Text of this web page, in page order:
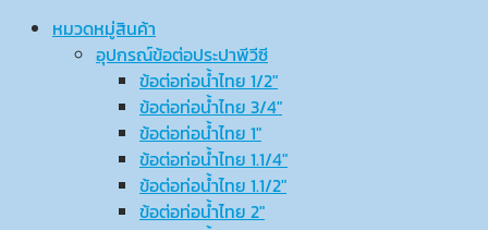
หมวดหมู่สินค้า
อุปกรณ์ข้อต่อประปาพีวีซี
ข้อต่อท่อน้ำไทย 1/2″
ข้อต่อท่อน้ำไทย 3/4″
ข้อต่อท่อน้ำไทย 1″
ข้อต่อท่อน้ำไทย 1.1/4″
ข้อต่อท่อน้ำไทย 1.1/2″
ข้อต่อท่อน้ำไทย 2″